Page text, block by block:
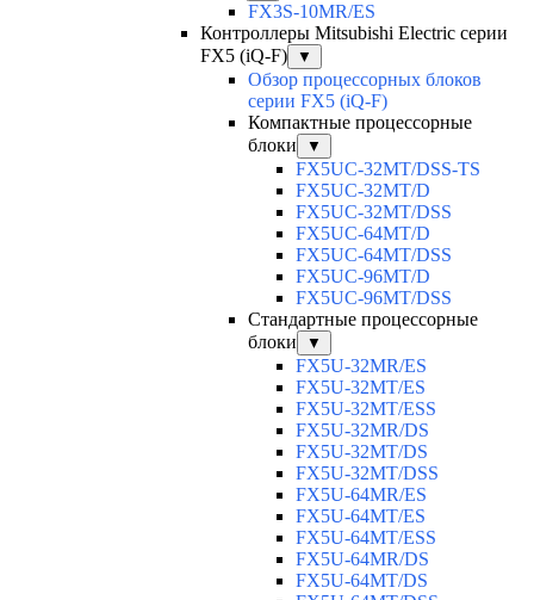
FX3S-10MR/ES
Контроллеры Mitsubishi Electric серии
FX5 (iQ-F)
▼
Обзор процессорных блоков
серии FX5 (iQ-F)
Компактные процессорные
блоки
▼
FX5UC-32MT/DSS-TS
FX5UC-32MT/D
FX5UC-32MT/DSS
FX5UC-64MT/D
FX5UC-64MT/DSS
FX5UC-96MT/D
FX5UC-96MT/DSS
Стандартные процессорные
блоки
▼
FX5U-32MR/ES
FX5U-32MT/ES
FX5U-32MT/ESS
FX5U-32MR/DS
FX5U-32MT/DS
FX5U-32MT/DSS
FX5U-64MR/ES
FX5U-64MT/ES
FX5U-64MT/ESS
FX5U-64MR/DS
FX5U-64MT/DS